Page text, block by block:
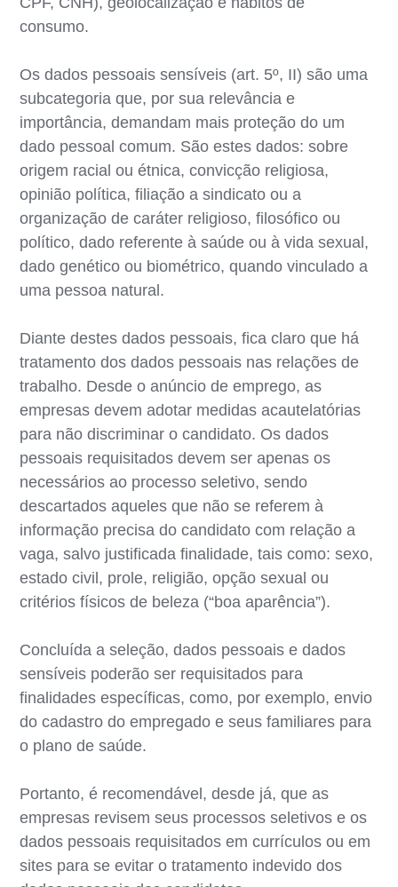
consumo.
Os dados pessoais sensíveis (art. 5º, II) são uma
subcategoria que, por sua relevância e
importância, demandam mais proteção do um
dado pessoal comum. São estes dados: sobre
origem racial ou étnica, convicção religiosa,
opinião política, filiação a sindicato ou a
organização de caráter religioso, filosófico ou
político, dado referente à saúde ou à vida sexual,
dado genético ou biométrico, quando vinculado a
uma pessoa natural.
Diante destes dados pessoais, fica claro que há
tratamento dos dados pessoais nas relações de
trabalho. Desde o anúncio de emprego, as
empresas devem adotar medidas acautelatórias
para não discriminar o candidato. Os dados
pessoais requisitados devem ser apenas os
necessários ao processo seletivo, sendo
descartados aqueles que não se referem à
informação precisa do candidato com relação a
vaga, salvo justificada finalidade, tais como: sexo,
estado civil, prole, religião, opção sexual ou
critérios físicos de beleza (“boa aparência”).
Concluída a seleção, dados pessoais e dados
sensíveis poderão ser requisitados para
finalidades específicas, como, por exemplo, envio
do cadastro do empregado e seus familiares para
o plano de saúde.
Portanto, é recomendável, desde já, que as
empresas revisem seus processos seletivos e os
dados pessoais requisitados em currículos ou em
sites para se evitar o tratamento indevido dos